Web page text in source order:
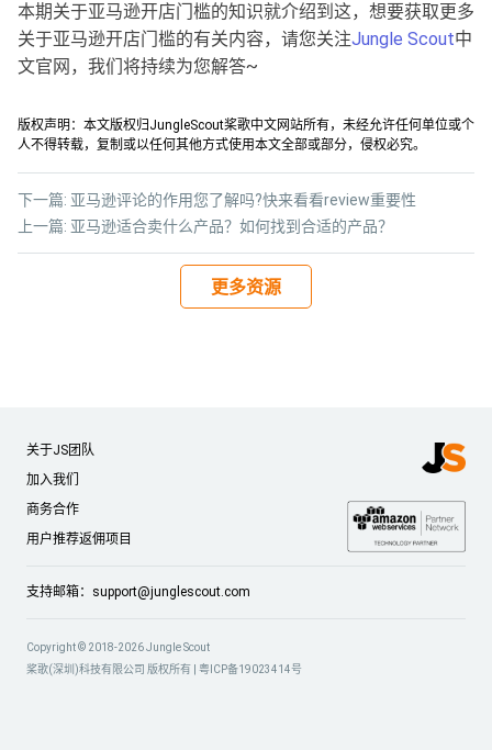
本期关于亚马逊开店门槛的知识就介绍到这，想要获取更多
关于亚马逊开店门槛的有关内容，请您关注Jungle Scout中
文官网，我们将持续为您解答~
版权声明：本文版权归JungleScout桨歌中文网站所有，未经允许任何单位或个
人不得转载，复制或以任何其他方式使用本文全部或部分，侵权必究。
上一篇: 亚马逊适合卖什么产品？如何找到合适的产品？
下一篇: 亚马逊评论的作用您了解吗?快来看看review重要性
更多资源
关于JS团队
加入我们
商务合作
用户推荐返佣项目
支持邮箱： support@junglescout.com
Copyright © 2018-2026 Jungle Scout
桨歌(深圳)科技有限公司 版权所有 | 粤ICP备19023414号